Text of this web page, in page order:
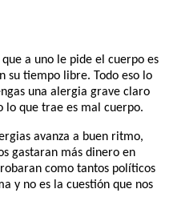
a uno le pide el cuerpo es
su tiempo libre. Todo eso lo
una alergia grave claro
lo que trae es mal cuerpo.
avanza a buen ritmo,
gastaran más dinero en
como tantos políticos
y no es la cuestión que nos